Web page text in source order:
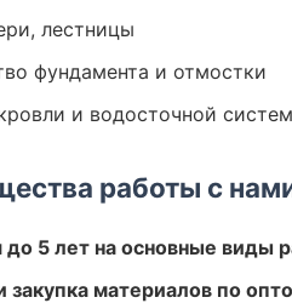
лестницы
фундамента и отмостки
и водосточной
работы с
до 5 лет на основные виды
закупка материалов по